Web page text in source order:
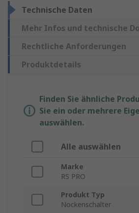
Technische Daten
Mehr Infos und technische
Rechtliche Anforderungen
Produktdetails
Finden Sie ähnliche
Sie ein oder mehrere
auswählen.
Alle auswählen
Marke
RS PRO
Produkt Typ
Nockenschalter